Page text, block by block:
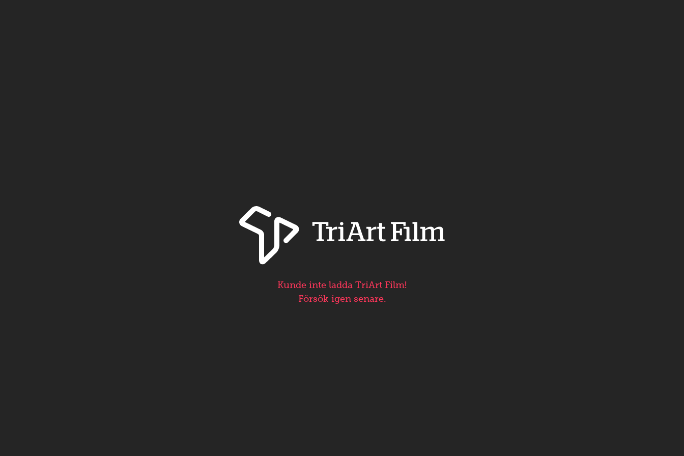
Kunde inte ladda TriArt Film!
Försök igen senare.